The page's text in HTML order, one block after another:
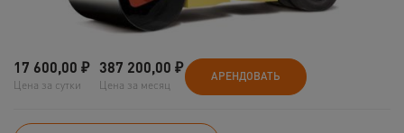
17 600,00 ₽
Цена за сутки
387 200,00 ₽
Цена за месяц
АРЕНДОВАТЬ